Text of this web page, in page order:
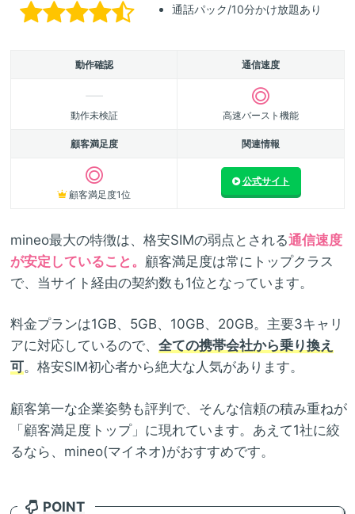
通話パック/10分かけ放題あり
動作確認 通信速度
動作未検証 高速バースト機能
顧客満足度 関連情報
顧客満足度1位
公式サイト
mineo最大の特徴は、格安SIMの弱点とされる通信速度
が安定していること。 顧客満足度は常にトップクラス
で、当サイト経由の契約数も1位となっています。
料金プランは1GB、5GB、10GB、20GB。主要3キャリ
アに対応しているので、 全ての携帯会社から乗り換え
可。格安SIM初心者から絶大な人気があります。
顧客第一な企業姿勢も評判で、そんな信頼の積み重ねが
「顧客満足度トップ」に現れています。あえて1社に絞
るなら、mineo(マイネオ)がおすすめです。
POINT